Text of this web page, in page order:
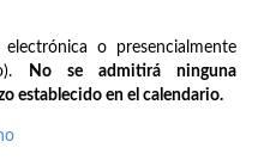
o presencialmente
No se admitirá ninguna
establecido en el calendario.